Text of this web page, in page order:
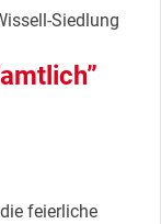
Siedlung
feierliche